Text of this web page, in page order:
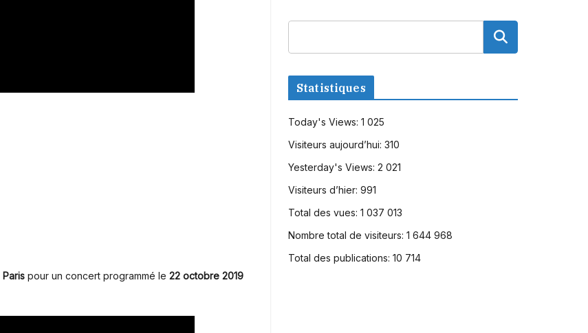
Paris pour un concert programmé le 22 octobre 2019
Statistiques
Today's Views: 1 025
Visiteurs aujourd’hui: 310
Yesterday's Views: 2 021
Visiteurs d’hier: 991
Total des vues: 1 037 013
Nombre total de visiteurs: 1 644 968
Total des publications: 10 714